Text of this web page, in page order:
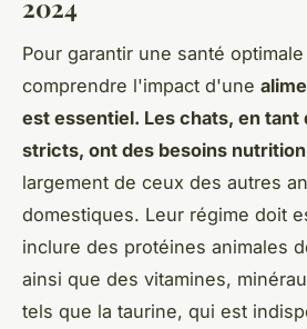
2024
Pour garantir une santé
comprendre l'impact d'une
est essentiel. Les chats, en
stricts, ont des besoins
largement de ceux des autres
domestiques. Leur régime doit
inclure des protéines animales
ainsi que des vitamines,
tels que la taurine, qui est